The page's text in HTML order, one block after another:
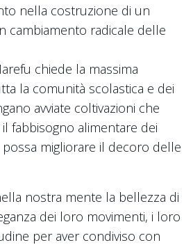
nella costruzione di un
cambiamento radicale delle
chiede la massima
la comunità scolastica e dei
avviate coltivazioni che
fabbisogno alimentare dei
migliorare il decoro delle
nostra mente la bellezza di
dei loro movimenti, i loro
per aver condiviso con